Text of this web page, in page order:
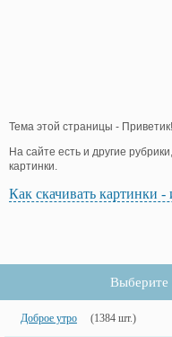
Тема этой страницы -
На сайте есть и другие
картинки.
Как скачивать картинки -
Выберите
Доброе утро (1384 шт.)